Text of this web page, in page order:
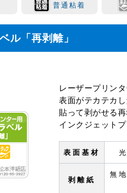
普通粘着
ル「再剥離」
レーザープリン
表面がテカテカ
貼って剥がせる
インクジェット
表面基材
剥離紙
無